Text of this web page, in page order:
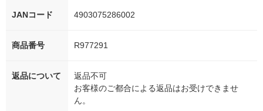
JANコード 4903075286002
商品番号 R977291
返品について
返品不可
お客様のご都合による返品はお受けできませ
ん。